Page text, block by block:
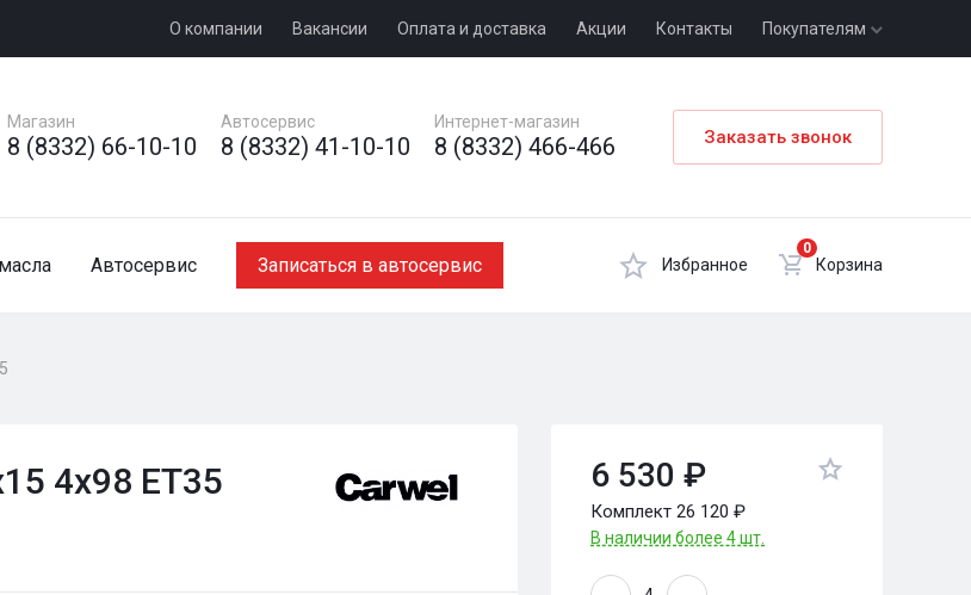
О компании Вакансии Оплата и доставка Акции Контакты Покупателям
Магазин
8 (8332) 66-10-10
Автосервис
8 (8332) 41-10-10
Интернет-магазин
8 (8332) 466-466 Заказать звонок
Автосервис Записаться в автосервис Избранное
0
Корзина
4x98 ET35
6 530 ₽
Комплект 26 120 ₽
В наличии более 4 шт.